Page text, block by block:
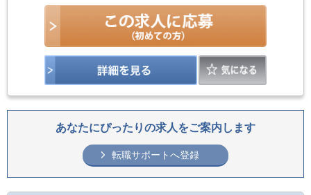
あなたにぴったりの求人をご案内します
転職サポートへ登録